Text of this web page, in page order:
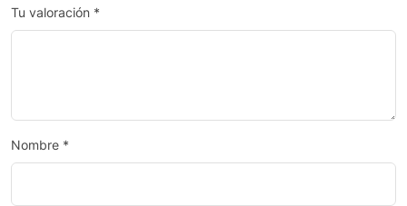
Tu valoración *
Nombre *